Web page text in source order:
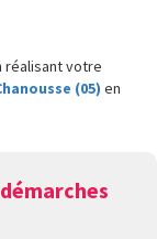
réalisant votre
(05) en